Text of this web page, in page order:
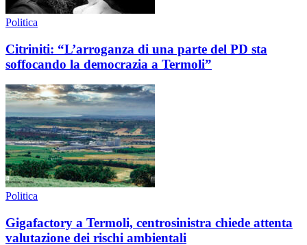
Politica
Citriniti: “L’arroganza di una parte del PD sta
soffocando la democrazia a Termoli”
Politica
Gigafactory a Termoli, centrosinistra chiede attenta
valutazione dei rischi ambientali